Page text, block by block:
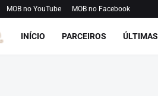
MOB no YouTube MOB no Facebook
INÍCIO PARCEIROS ÚLTIMAS